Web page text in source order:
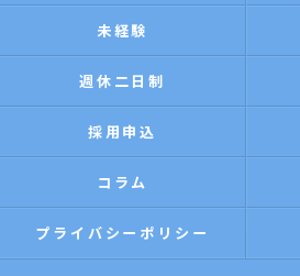
未経験
週休二日制
採用申込
コラム
プライバシーポリシー